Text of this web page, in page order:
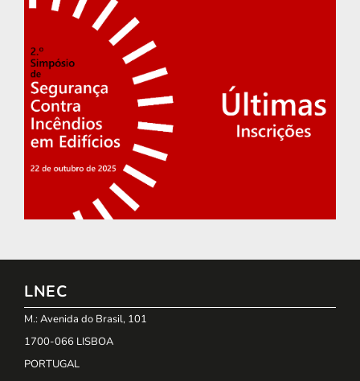
LNEC
M.: Avenida do Brasil, 101
1700-066 LISBOA
PORTUGAL